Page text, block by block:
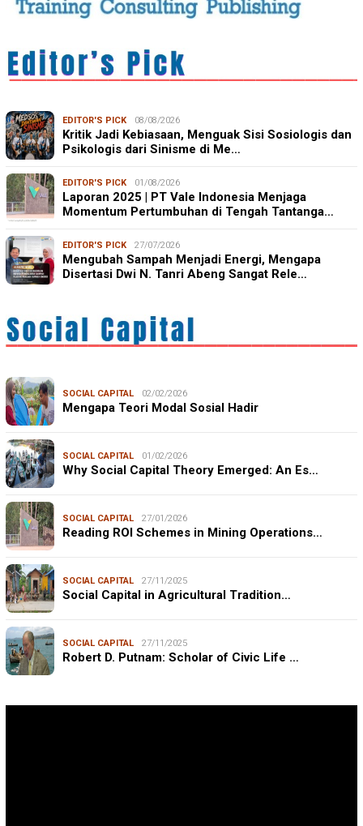
EDITOR'S PICK 08/08/2026
Kritik Jadi Kebiasaan, Menguak Sisi Sosiologis dan
Psikologis dari Sinisme di Me…
EDITOR'S PICK 01/08/2026
Laporan 2025 | PT Vale Indonesia Menjaga
Momentum Pertumbuhan di Tengah Tantanga…
EDITOR'S PICK 27/07/2026
Mengubah Sampah Menjadi Energi, Mengapa
Disertasi Dwi N. Tanri Abeng Sangat Rele…
SOCIAL CAPITAL 02/02/2026
Mengapa Teori Modal Sosial Hadir
SOCIAL CAPITAL 01/02/2026
Why Social Capital Theory Emerged: An Es…
SOCIAL CAPITAL 27/01/2026
Reading ROI Schemes in Mining Operations…
SOCIAL CAPITAL 27/11/2025
Social Capital in Agricultural Tradition…
SOCIAL CAPITAL 27/11/2025
Robert D. Putnam: Scholar of Civic Life …